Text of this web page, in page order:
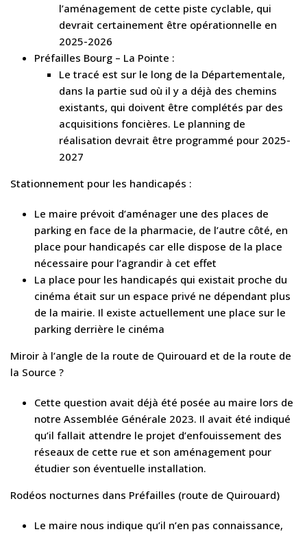
l’aménagement de cette piste cyclable, qui
devrait certainement être opérationnelle en
2025-2026
Préfailles Bourg – La Pointe :
Le tracé est sur le long de la Départementale,
dans la partie sud où il y a déjà des chemins
existants, qui doivent être complétés par des
acquisitions foncières. Le planning de
réalisation devrait être programmé pour 2025-
2027
Stationnement pour les handicapés :
Le maire prévoit d’aménager une des places de
parking en face de la pharmacie, de l’autre côté, en
place pour handicapés car elle dispose de la place
nécessaire pour l’agrandir à cet effet
La place pour les handicapés qui existait proche du
cinéma était sur un espace privé ne dépendant plus
de la mairie. Il existe actuellement une place sur le
parking derrière le cinéma
Miroir à l’angle de la route de Quirouard et de la route de
la Source ?
Cette question avait déjà été posée au maire lors de
notre Assemblée Générale 2023. Il avait été indiqué
qu’il fallait attendre le projet d’enfouissement des
réseaux de cette rue et son aménagement pour
étudier son éventuelle installation.
Rodéos nocturnes dans Préfailles (route de Quirouard)
Le maire nous indique qu’il n’en pas connaissance,